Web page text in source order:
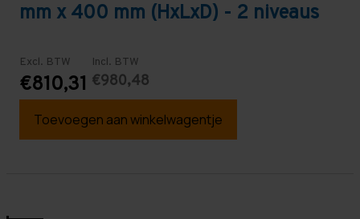
mm x 400 mm (HxLxD) - 2 niveaus
Excl. BTW
€810,31
Incl. BTW
€980,48
Toevoegen aan winkelwagentje